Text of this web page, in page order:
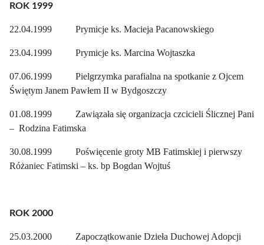
ROK 1999
22.04.1999 Prymicje ks. Macieja Pacanowskiego
23.04.1999 Prymicje ks. Marcina Wojtaszka
07.06.1999 Pielgrzymka parafialna na spotkanie z Ojcem
Świętym Janem Pawłem II w Bydgoszczy
01.08.1999 Zawiązała się organizacja czcicieli Ślicznej Pani
– Rodzina Fatimska
30.08.1999 Poświęcenie groty MB Fatimskiej i pierwszy
Różaniec Fatimski – ks. bp Bogdan Wojtuś
ROK 2000
25.03.2000 Zapoczątkowanie Dzieła Duchowej Adopcji